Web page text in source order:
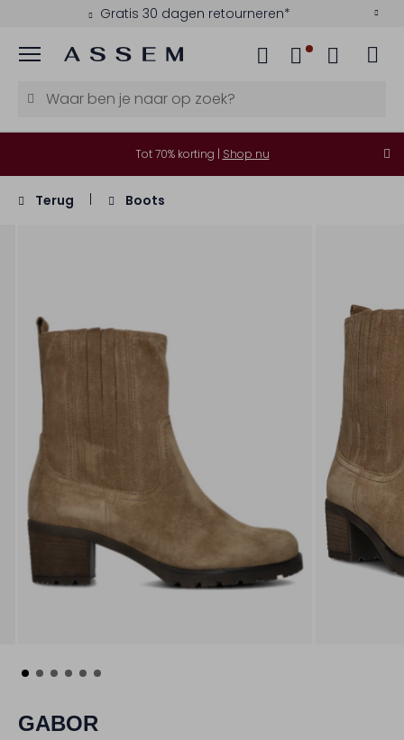
Gratis 30 dagen retourneren*
Menu
Tot 70% korting | Shop nu
Terug Boots
GABOR